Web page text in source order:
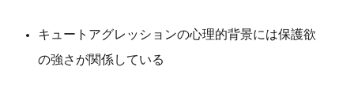
キュートアグレッションの心理的背景には保護欲
の強さが関係している